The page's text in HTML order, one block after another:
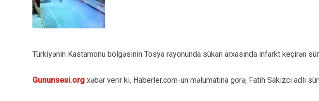
Türkiyənin Kastamonu bölgəsinin Tosya rayonunda sükan arxasında infarkt keçirən
Gununsesi.org xəbər verir ki, Haberler.com-un məlumatına görə, Fatih Sakızcı adlı